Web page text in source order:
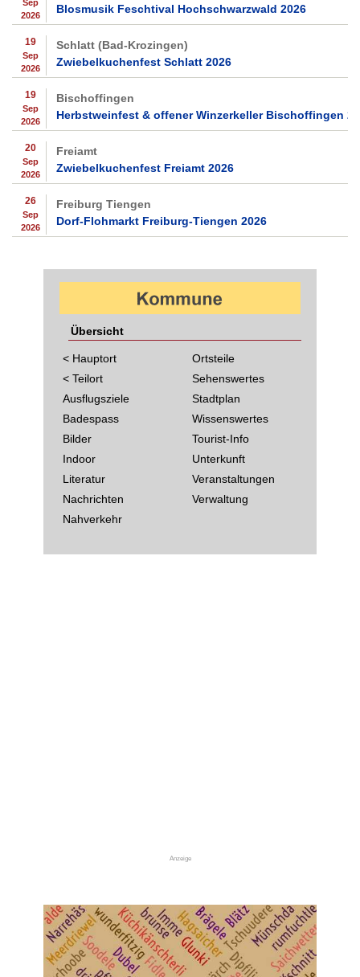
Sep
2026
Blosmusik Feschtival Hochschwarzwald 2026
19
Sep
2026
Schlatt (Bad-Krozingen)
Zwiebelkuchenfest Schlatt 2026
19
Sep
2026
Bischoffingen
Herbstweinfest & offener Winzerkeller Bischoffingen
20
Sep
2026
Freiamt
Zwiebelkuchenfest Freiamt 2026
26
Sep
2026
Freiburg Tiengen
Dorf-Flohmarkt Freiburg-Tiengen 2026
Übersicht
< Hauptort
< Teilort
Ausflugsziele
Badespass
Bilder
Indoor
Literatur
Nachrichten
Nahverkehr
Ortsteile
Sehenswertes
Stadtplan
Wissenswertes
Tourist-Info
Unterkunft
Veranstaltungen
Verwaltung
Anzeige